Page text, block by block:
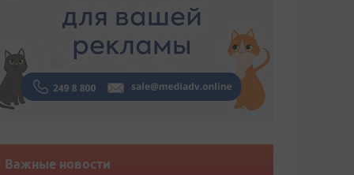
Важные новости